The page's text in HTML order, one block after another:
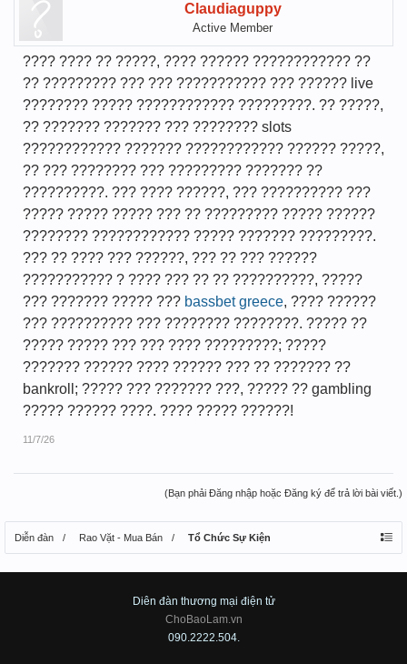
Claudiaguppy
Active Member
???? ???? ?? ?????, ???? ?????? ???????????? ??
?? ????????? ??? ??? ??????????? ??? ?????? live
???????? ????? ???????????? ?????????. ?? ?????,
?? ??????? ??????? ??? ???????? slots
???????????? ??????? ???????????? ?????? ?????,
?? ??? ???????? ??? ????????? ??????? ??
??????????. ??? ???? ??????, ??? ?????????? ???
????? ????? ????? ??? ?? ????????? ????? ??????
???????? ???????????? ????? ??????? ?????????.
??? ?? ???? ??? ??????, ??? ?? ??? ??????
??????????? ? ???? ??? ?? ?? ??????????, ?????
??? ??????? ????? ??? bassbet greece, ???? ??????
??? ?????????? ??? ???????? ????????. ????? ??
????? ????? ??? ??? ???? ?????????; ?????
??????? ?????? ???? ?????? ??? ?? ??????? ??
bankroll; ????? ??? ??????? ???, ????? ?? gambling
????? ?????? ????. ???? ????? ??????!
11/7/26
(Bạn phải Đăng nhập hoặc Đăng ký để trả lời bài viết.)
Diễn đàn Rao Vặt - Mua Bán Tổ Chức Sự Kiện
Diên đàn thương mại điện tử
ChoBaoLam.vn
090.2222.504.